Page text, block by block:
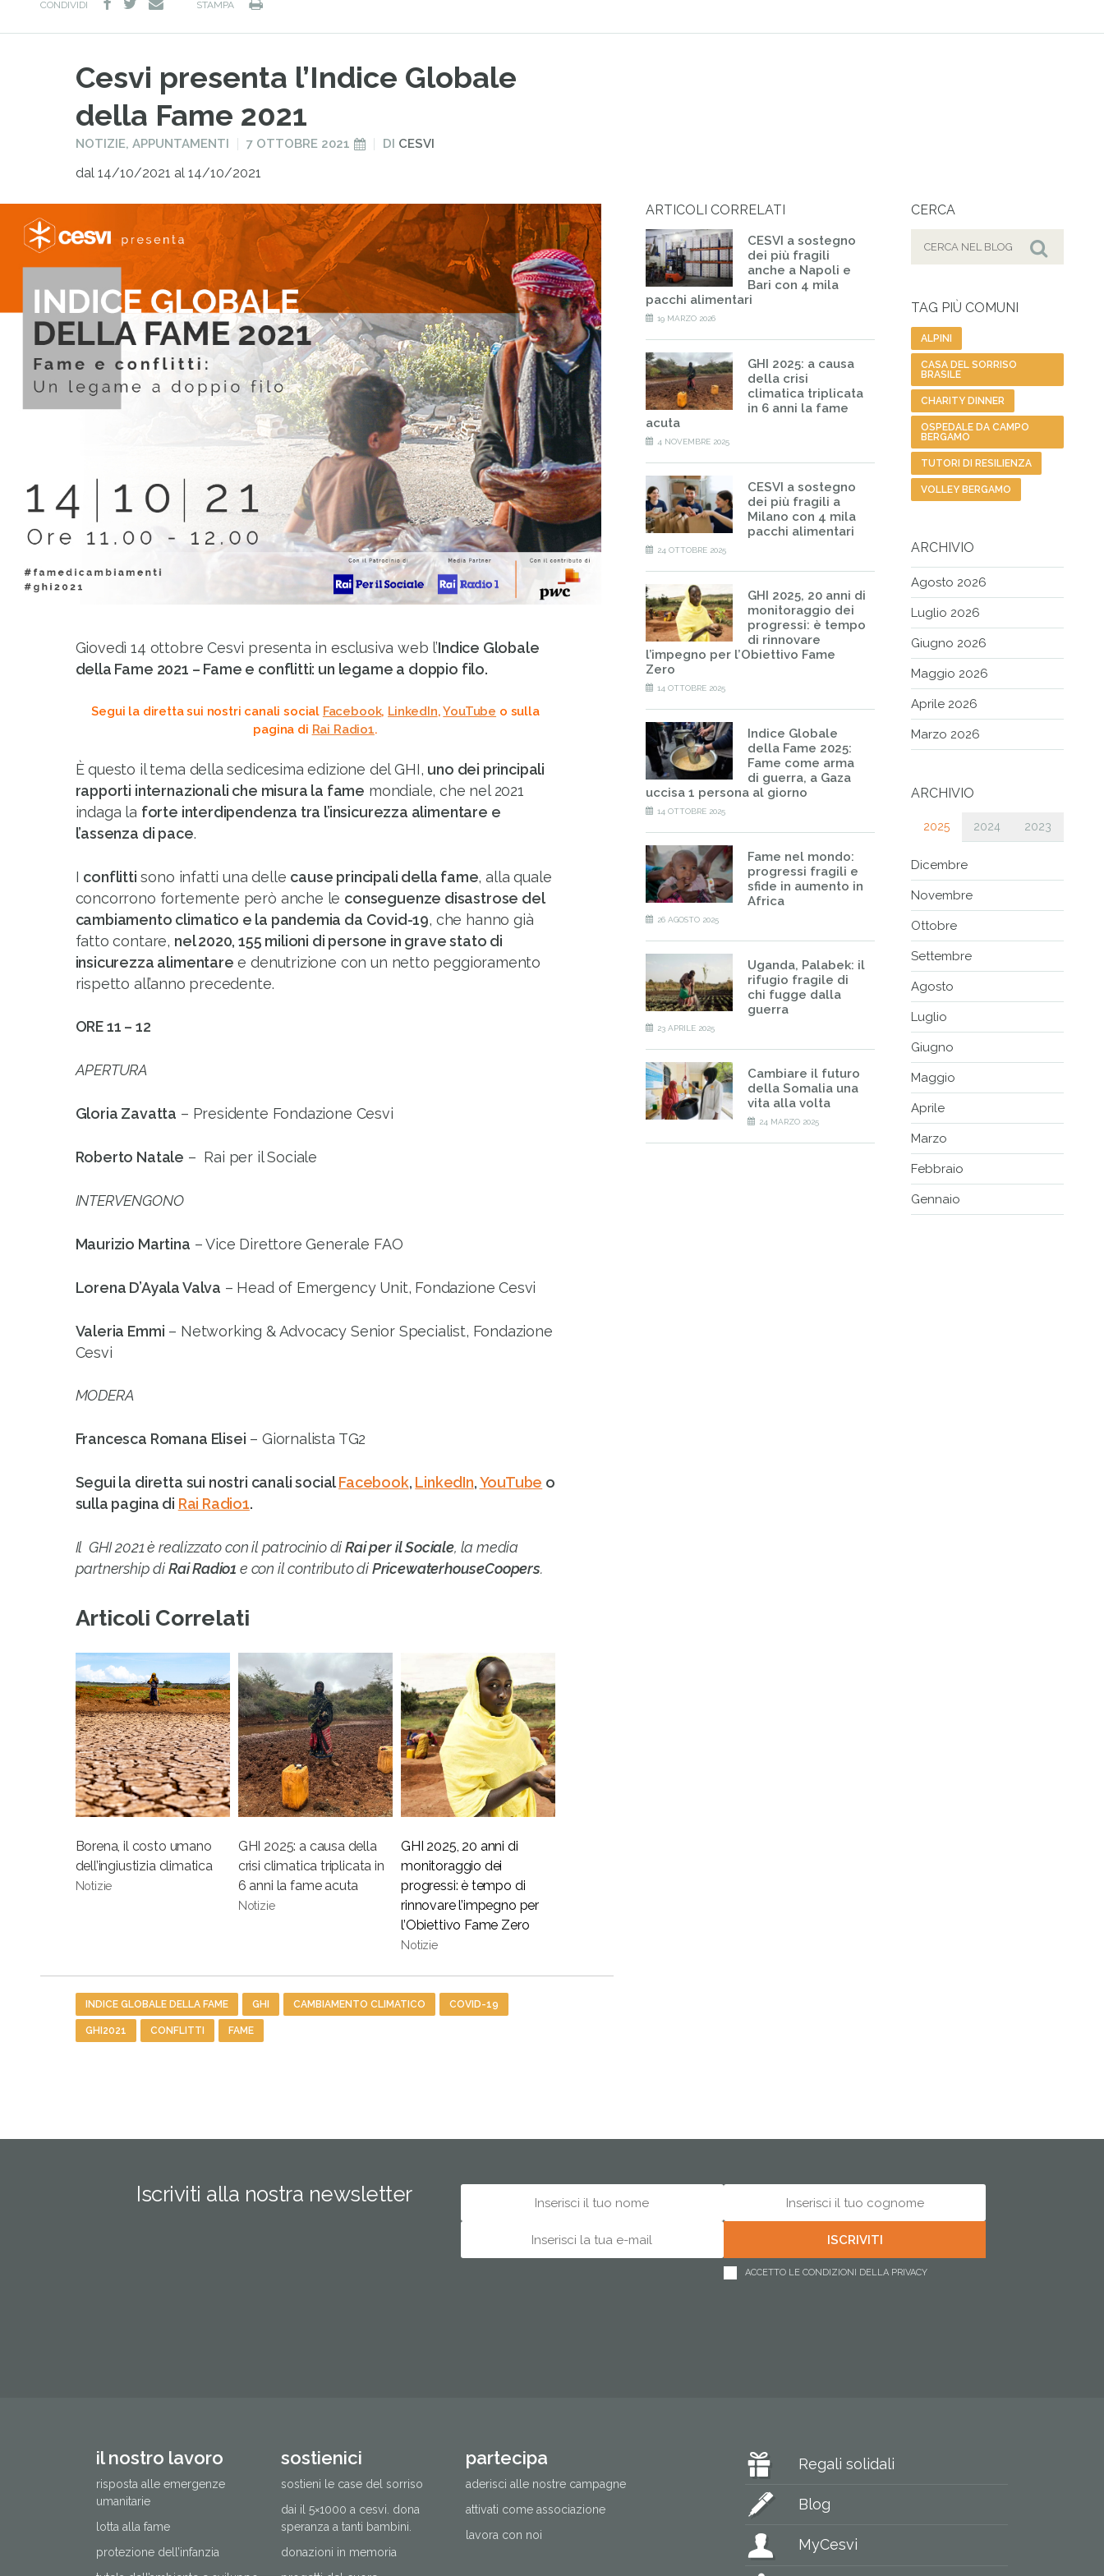
CONDIVIDI
e-
STAMPA
Cesvi presenta l’Indice Globale
della Fame 2021
PUBBLICATO
NOTIZIE, APPUNTAMENTI
PUBBLICATO
7 OTTOBRE 2021 DI CESVI
dal 14/10/2021 al 14/10/2021
Giovedì 14 ottobre Cesvi presenta in esclusiva web l’Indice Globale
della Fame 2021 – Fame e conflitti: un legame a doppio filo.
Segui la diretta sui nostri canali social Facebook, LinkedIn,YouTube o sulla
pagina di Rai Radio1.
È questo il tema della sedicesima edizione del GHI, uno dei principali
rapporti internazionali che misura la fame mondiale, che nel 2021
indaga la forte interdipendenza tra l’insicurezza alimentare e
l’assenza di pace.
I conflitti sono infatti una delle cause principali della fame, alla quale
concorrono fortemente però anche le conseguenze disastrose del
cambiamento climatico e la pandemia da Covid-19, che hanno già
fatto contare, nel 2020, 155 milioni di persone in grave stato di
insicurezza alimentare e denutrizione con un netto peggioramento
rispetto all’anno precedente.
ORE 11 – 12
APERTURA
Gloria Zavatta – Presidente Fondazione Cesvi
Roberto Natale – Rai per il Sociale
INTERVENGONO
Maurizio Martina – Vice Direttore Generale FAO
Lorena D’Ayala Valva – Head of Emergency Unit, Fondazione Cesvi
Valeria Emmi – Networking & Advocacy Senior Specialist, Fondazione
Cesvi
MODERA
Francesca Romana Elisei – Giornalista TG2
Segui la diretta sui nostri canali socialFacebook, LinkedIn,YouTube o
sulla pagina di Rai Radio1.
Il GHI 2021 è realizzato con il patrocinio diRai per il Sociale, la media
partnership diRai Radio1 e con il contributo diPricewaterhouseCoopers.
Articoli Correlati
Borena, il costo umano
dell’ingiustizia climatica
Notizie
GHI 2025: a causa della
crisi climatica triplicata in
6 anni la fame acuta
Notizie
GHI 2025, 20 anni di
monitoraggio dei
progressi: è tempo di
rinnovare l’impegno per
l’Obiettivo Fame Zero
Notizie
TagINDICE GLOBALE DELLA FAME GHI CAMBIAMENTO CLIMATICO COVID-19
GHI2021 CONFLITTI FAME
ARTICOLI CORRELATI
CESVI a sostegno
dei più fragili
anche a Napoli e
Bari con 4 mila
pacchi alimentari
19 MARZO 2026
GHI 2025: a causa
della crisi
climatica triplicata
in 6 anni la fame
acuta
4 NOVEMBRE 2025
CESVI a sostegno
dei più fragili a
Milano con 4 mila
pacchi alimentari
24 OTTOBRE 2025
GHI 2025, 20 anni di
monitoraggio dei
progressi: è tempo
di rinnovare
l’impegno per l’Obiettivo Fame
Zero
14 OTTOBRE 2025
Indice Globale
della Fame 2025:
Fame come arma
di guerra, a Gaza
uccisa 1 persona al giorno
14 OTTOBRE 2025
Fame nel mondo:
progressi fragili e
sfide in aumento in
Africa
26 AGOSTO 2025
Uganda, Palabek: il
rifugio fragile di
chi fugge dalla
guerra
23 APRILE 2025
Cambiare il futuro
della Somalia una
vita alla volta
24 MARZO 2025
CERCA
Cerca
TAG PIÙ COMUNI
ALPINI
CASA DEL SORRISO
BRASILE
CHARITY DINNER
OSPEDALE DA CAMPO
BERGAMO
TUTORI DI RESILIENZA
VOLLEY BERGAMO
ARCHIVIO
Agosto 2026
Luglio 2026
Giugno 2026
Maggio 2026
Aprile 2026
Marzo 2026
ARCHIVIO
2025 2024 2023
Dicembre
Novembre
Ottobre
Settembre
Agosto
Luglio
Giugno
Maggio
Aprile
Marzo
Febbraio
Gennaio
Iscriviti alla nostra newsletter
ACCETTO LE CONDIZIONI DELLA PRIVACY
il nostro lavoro
risposta alle emergenze
umanitarie
lotta alla fame
protezione dell’infanzia
sostienici
sostieni le case del sorriso
dai il 5×1000 a cesvi. dona
speranza a tanti bambini.
donazioni in memoria
partecipa
aderisci alle nostre campagne
attivati come associazione
lavora con noi
Regali solidali
Blog
MyCesvi